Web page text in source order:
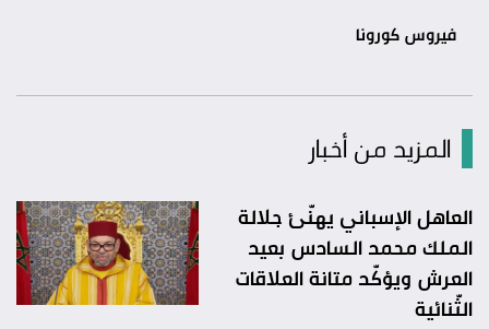
فيروس كورونا
المزيد من أخبار
العاهل الإسباني يهنّئ جلالة
الملك محمد السادس بعيد
العرش ويؤكّد متانة العلاقات
الثّنائية